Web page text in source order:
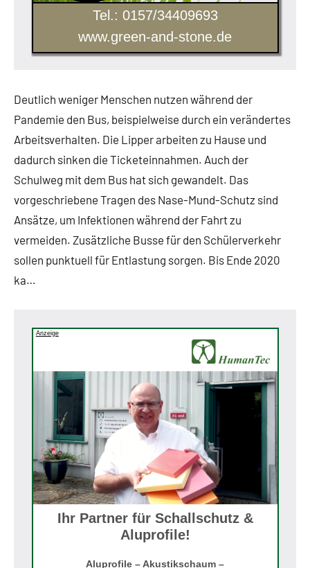
Tel.: 0157/34409693
www.green-and-stone.de
Deutlich weniger Menschen nutzen während der
Pandemie den Bus, beispielweise durch ein verändertes
Arbeitsverhalten. Die Lipper arbeiten zu Hause und
dadurch sinken die Ticketeinnahmen. Auch der
Schulweg mit dem Bus hat sich gewandelt. Das
vorgeschriebene Tragen des Nase-Mund-Schutz sind
Ansätze, um Infektionen während der Fahrt zu
vermeiden. Zusätzliche Busse für den Schülerverkehr
sollen punktuell für Entlastung sorgen. Bis Ende 2020
ka…
Anzeige
Ihr Partner für Schallschutz &
Aluprofile!
Aluprofile – Akustikschaum –